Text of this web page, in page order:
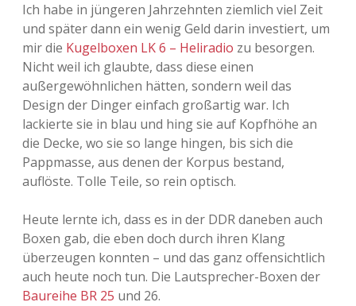
Kopfkinomusik
Nur mal so
Täglicher Sinnwahn
Visuelles
Wandnotizen
Adventskalender 2010
Adventskalender 2011
Adventskalender 2012
Adventskalender 2013
Adventskalender 2014
Adventskalender 2016
Adventskalender 2017
facebook
instagram
rss soundcloud
vimeoBluesky
Ich habe in jüngeren Jahrzehnten ziemlich viel Zeit
und später dann ein wenig Geld darin investiert, um
mir die Kugelboxen LK 6 – Heliradio zu besorgen.
Nicht weil ich glaubte, dass diese einen
außergewöhnlichen hätten, sondern weil das
Design der Dinger einfach großartig war. Ich
lackierte sie in blau und hing sie auf Kopfhöhe an
die Decke, wo sie so lange hingen, bis sich die
Pappmasse, aus denen der Korpus bestand,
auflöste. Tolle Teile, so rein optisch.
Heute lernte ich, dass es in der DDR daneben auch
Boxen gab, die eben doch durch ihren Klang
überzeugen konnten – und das ganz offensichtlich
auch heute noch tun. Die Lautsprecher-Boxen der
Baureihe BR 25 und 26.